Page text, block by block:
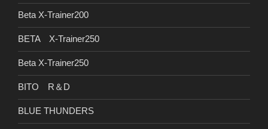
Beta X-Trainer200
BETA X-Trainer250
Beta X-Trainer250
BITO R＆D
BLUE THUNDERS